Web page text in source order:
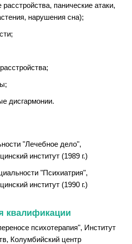
панические атаки,
нарушения сна);
дисгармонии.
"Лечебное дело",
институт (1989 г.)
"Психиатрия",
институт (1990 г.)
квалификации
психотерапия", Институт
Колумбийский центр